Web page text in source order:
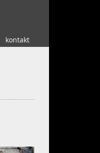
kontakt